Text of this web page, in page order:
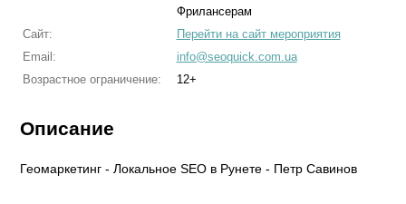
Фрилансерам
Сайт:
Перейти на сайт мероприятия
Email:
info@seoquick.com.ua
Возрастное ограничение:
12+
Описание
Геомаркетинг - Локальное SEO в Рунете - Петр Савинов